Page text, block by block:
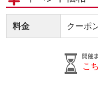
料金 クーポ
こ